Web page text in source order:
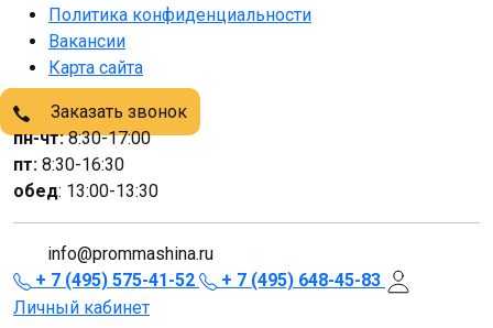
Политика конфиденциальности
Вакансии
Карта сайта
Заказать звонок
пн-чт:8:30-17:00
пт: 8:30-16:30
обед: 13:00-13:30
info@prommashina.ru
+ 7 (495) 575-41-52
+ 7 (495) 648-45-83
Личный кабинет